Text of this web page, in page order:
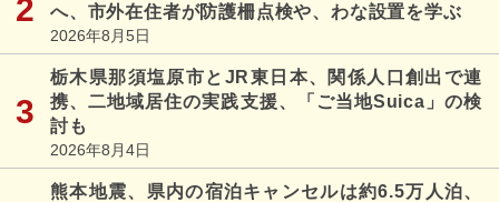
へ、市外在住者が防護柵点検や、わな設置を学ぶ
2026年8月5日
栃木県那須塩原市とJR東日本、関係人口創出で連
携、二地域居住の実践支援、「ご当地Suica」の検
討も
2026年8月4日
熊本地震、県内の宿泊キャンセルは約6.5万人泊、